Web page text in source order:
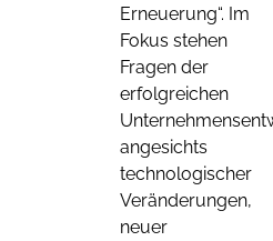
Erneuerung“. Im
Fokus stehen
Fragen der
erfolgreichen
angesichts
technologischer
Veränderungen,
neuer